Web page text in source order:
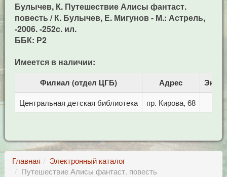
Булычев, К. Путешествие Алисы фантаст.
повесть / К. Булычев, Е. Мигунов - М.: Астрель,
-2006. -252c. ил.
ББК: Р2
Имеется в наличии:
Филиал (отдел ЦГБ) Адрес
Центральная детская библиотека пр. Кирова, 68
Главная
Электронный каталог
Путешествие Алисы фантаст. повесть